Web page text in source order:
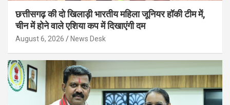
छत्तीसगढ़ की दो खिलाड़ी भारतीय महिला जूनियर हॉकी टीम में,
चीन में होने वाले एशिया कप में दिखाएंगी दम
August 6, 2026 News Desk